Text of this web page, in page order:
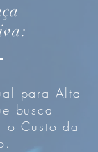
para Alta
busca
o Custo da